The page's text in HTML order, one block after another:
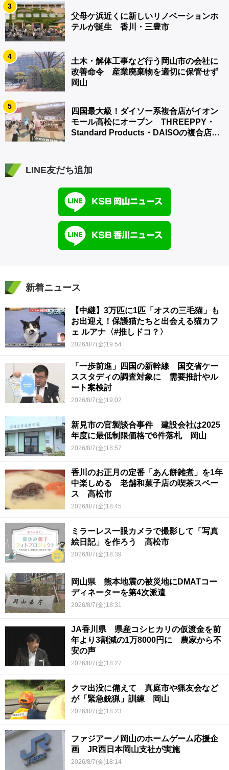
3
父母ケ浜近くに新しいリノベーションホ
テルが誕生 香川・三豊市
4
土木・解体工事など行う岡山市の会社に
改善命令 産業廃棄物を適切に保管せず
岡山
5
四国最大級！ダイソー系複合店がイオン
モール高松にオープン THREEPPY・
Standard Products・DAISOの複合店は
LINE友だち追加
新着ニュース
【中継】3万匹に1匹「オスの三毛猫」も
お出迎え！保護猫たちと出会える猫カフ
ェ ルアナ〈#推しドコ？〉
2026/8/7(金)19:54
「一歩前進」四国の新幹線 国交省ケー
ススタディの調査対象に 需要推計やル
ート案検討
2026/8/7(金)19:02
新見市の官製談合事件 建設会社は2025
年度に最低制限価格で6件落札 岡山
2026/8/7(金)18:57
香川のお正月の定番「あん餅雑煮」を1年
中楽しめる 老舗和菓子店の喫茶スペー
ス 高松市
2026/8/7(金)18:45
ミラーレス一眼カメラで撮影して「写真
絵日記」を作ろう 高松市
2026/8/7(金)18:39
岡山県 熊本地震の被災地にDMATコー
ディネーターを第4次派遣
2026/8/7(金)18:31
JA香川県 県産コシヒカリの仮渡金を前
年より3割減の1万8000円に 農家から不
安の声
2026/8/7(金)18:27
クマ出没に備えて 真庭市や猟友会など
が「緊急銃猟」訓練 岡山
2026/8/7(金)18:23
ファジアーノ岡山のホームゲーム応援企
画 JR西日本岡山支社が実施
2026/8/7(金)18:14